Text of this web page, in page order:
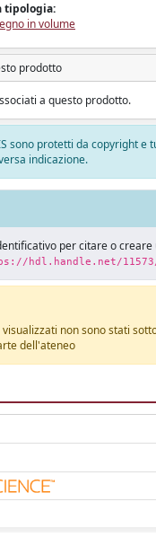
tipologia:
in volume
prodotto
a questo prodotto.
sono protetti da copyright e
indicazione.
per citare o creare
hdl.handle.net/11573/
non sono stati
dell'ateneo